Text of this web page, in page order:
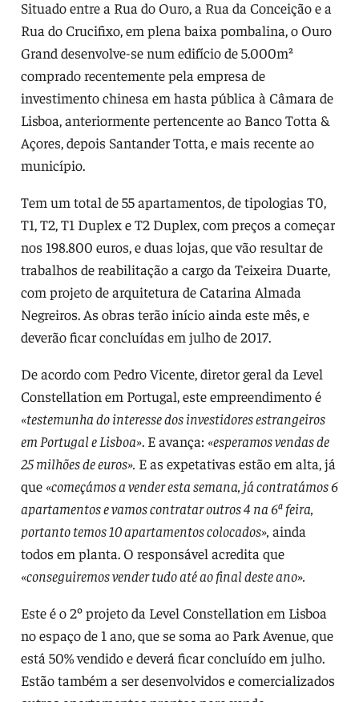
Situado entre a Rua do Ouro, a Rua da Conceição e a
Rua do Crucifixo, em plena baixa pombalina, o Ouro
Grand desenvolve-se num edifício de 5.000m²
comprado recentemente pela empresa de
investimento chinesa em hasta pública à Câmara de
Lisboa, anteriormente pertencente ao Banco Totta &
Açores, depois Santander Totta, e mais recente ao
município.
Tem um total de 55 apartamentos, de tipologias T0,
T1, T2, T1 Duplex e T2 Duplex, com preços a começar
nos 198.800 euros, e duas lojas, que vão resultar de
trabalhos de reabilitação a cargo da Teixeira Duarte,
com projeto de arquitetura de Catarina Almada
Negreiros. As obras terão início ainda este mês, e
deverão ficar concluídas em julho de 2017.
De acordo com Pedro Vicente, diretor geral da Level
Constellation em Portugal, este empreendimento é
«testemunha do interesse dos investidores estrangeiros
em Portugal e Lisboa». E avança: «esperamos vendas de
25 milhões de euros». E as expetativas estão em alta, já
que «começámos a vender esta semana, já contratámos 6
apartamentos e vamos contratar outros 4 na 6ª feira,
portanto temos 10 apartamentos colocados», ainda
todos em planta. O responsável acredita que
«conseguiremos vender tudo até ao final deste ano».
Este é o 2º projeto da Level Constellation em Lisboa
no espaço de 1 ano, que se soma ao Park Avenue, que
está 50% vendido e deverá ficar concluído em julho.
Estão também a ser desenvolvidos e comercializados